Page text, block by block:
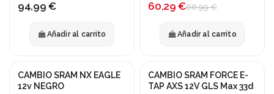
94,99 €
Añadir al carrito
60,29 €66,99 €
Añadir al carrito
¡En oferta!
CAMBIO SRAM NX EAGLE
12v NEGRO
-15%
CAMBIO SRAM FORCE E-
TAP AXS 12V GLS Max 33d